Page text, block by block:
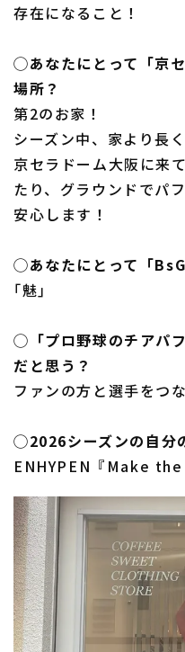
存在になること！
◯あなたにとって「京
場所？
第2のお家！
シーズン中、家より長
京セラドーム大阪に来
たり、グラウンドでパ
安心します！
◯あなたにとって「
｢魅｣
◯「プロ野球のチアパ
だと思う？
ファンの方と選手をつ
◯2026シーズンの自分
ENHYPEN『Make the